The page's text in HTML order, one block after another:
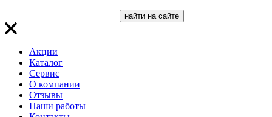
Акции
Каталог
Сервис
О компании
Отзывы
Наши работы